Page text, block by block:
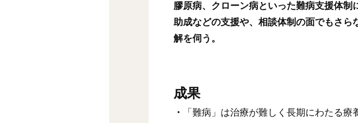
膠原病、クローン病といった難病支援体制
助成などの支援や、相談体制の面でもさら
解を伺う。
成果
・
「難病」は治療が難しく長期にわたる